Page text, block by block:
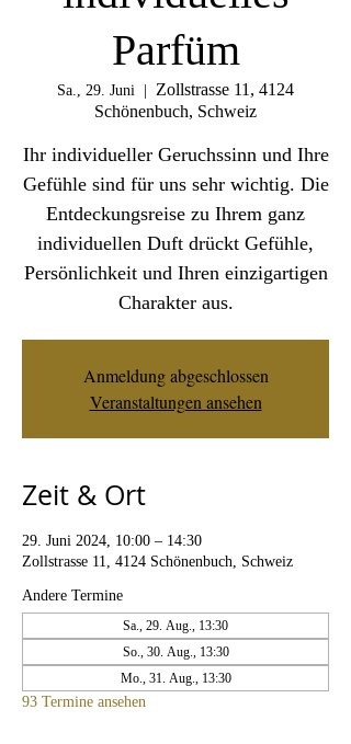
Parfüm
Sa., 29. Juni
Zollstrasse 11, 4124
Schönenbuch, Schweiz
Ihr individueller Geruchssinn und Ihre
Gefühle sind für uns sehr wichtig. Die
Entdeckungsreise zu Ihrem ganz
individuellen Duft drückt Gefühle,
Persönlichkeit und Ihren einzigartigen
Charakter aus.
Anmeldung abgeschlossen
Veranstaltungen ansehen
Zeit & Ort
29. Juni 2024, 10:00 – 14:30
Zollstrasse 11, 4124 Schönenbuch, Schweiz
Andere Termine
Sa., 29. Aug., 13:30
So., 30. Aug., 13:30
Mo., 31. Aug., 13:30
93 Termine ansehen